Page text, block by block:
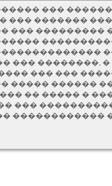
���
��� �������
��� ���������
��� ��������,
��� ���
����� ������
�� ����� �
�� ���
������������